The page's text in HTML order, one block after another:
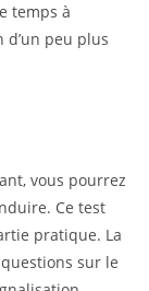
temps à
d’un peu plus
vous pourrez
Ce test
pratique. La
sur le